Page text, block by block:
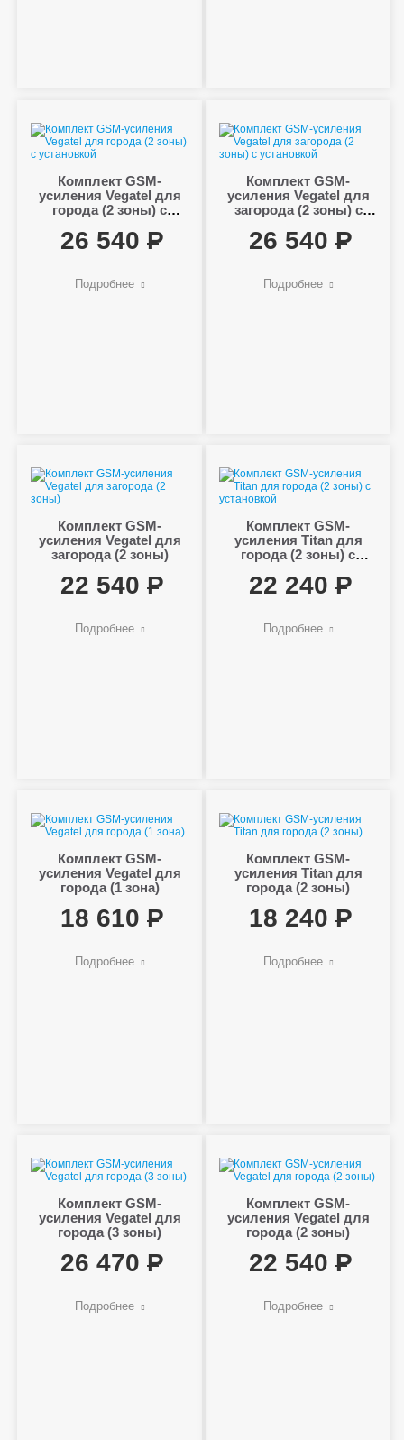
Комплект GSM-
усиления Vegatel для
города (2 зоны) с
26 540
Подробнее
Комплект GSM-
усиления Vegatel для
загорода (2 зоны) с
26 540
Подробнее
Комплект GSM-
усиления Vegatel для
загорода (2 зоны)
22 540
Подробнее
Комплект GSM-
усиления Titan для
города (2 зоны) с
22 240
Подробнее
Комплект GSM-
усиления Vegatel для
города (1 зона)
18 610
Подробнее
Комплект GSM-
усиления Titan для
города (2 зоны)
18 240
Подробнее
Комплект GSM-
усиления Vegatel для
города (3 зоны)
26 470
Подробнее
Комплект GSM-
усиления Vegatel для
города (2 зоны)
22 540
Подробнее